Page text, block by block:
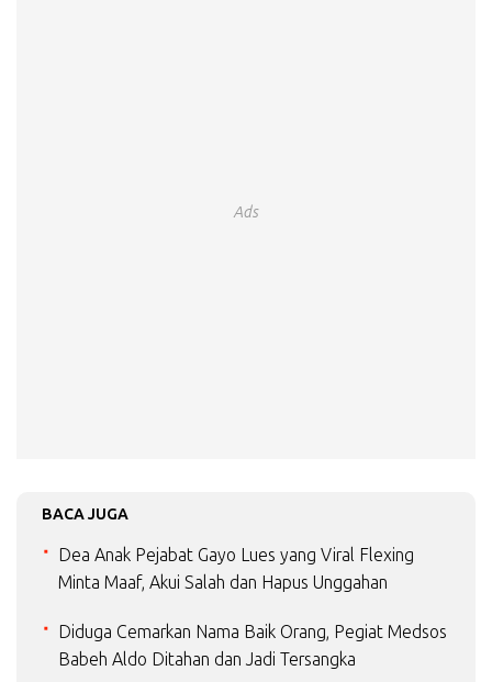
Ads
BACA JUGA
Dea Anak Pejabat Gayo Lues yang Viral Flexing
Minta Maaf, Akui Salah dan Hapus Unggahan
Diduga Cemarkan Nama Baik Orang, Pegiat Medsos
Babeh Aldo Ditahan dan Jadi Tersangka